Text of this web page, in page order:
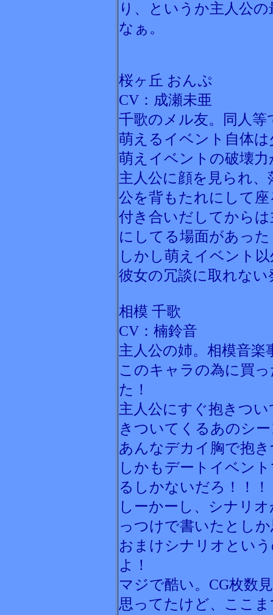
り、というか主人公
なぁ。
桜ヶ丘 おんぷ
CV：成瀬未亜
千歌のメル友。同人等
萌えるイベント自体
萌えイベントの破壊
主人公に顔を見られ
公を背もたれにして
付き合いだしてから
にしてる場面があっ
しかし萌えイベント
彼女の冗談に取れな
相模 千歌
CV：楠鈴音
主人公の姉。相模音楽
このキャラの為に買
た！
主人公にすぐ抱きつ
きついてくるあのシ
あんなデカイ胸で
しかもデートイベン
るしかないだろ！！！
しーかーし、シナリ
っつけで書いたとし
おまけシナリオとい
よ！
マジで酷い。CG枚数
思ってたけど、ここ